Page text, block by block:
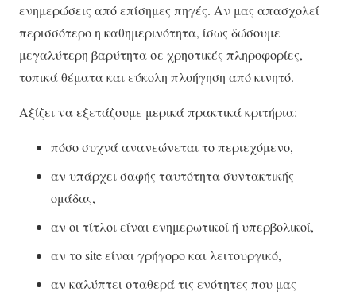
ενημερώσεις από επίσημες πηγές. Αν μας απασχολεί
περισσότερο η καθημερινότητα, ίσως δώσουμε
μεγαλύτερη βαρύτητα σε χρηστικές πληροφορίες,
τοπικά θέματα και εύκολη πλοήγηση από κινητό.
Αξίζει να εξετάζουμε μερικά πρακτικά κριτήρια:
πόσο συχνά ανανεώνεται το περιεχόμενο,
αν υπάρχει σαφής ταυτότητα συντακτικής
ομάδας,
αν οι τίτλοι είναι ενημερωτικοί ή υπερβολικοί,
αν το site είναι γρήγορο και λειτουργικό,
αν καλύπτει σταθερά τις ενότητες που μας